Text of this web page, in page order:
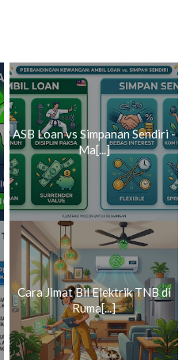
ASB Loan vs Simpanan Sendiri -
Ma[...]
Cara Jimat Bil Elektrik TNB di
Ruma[...]